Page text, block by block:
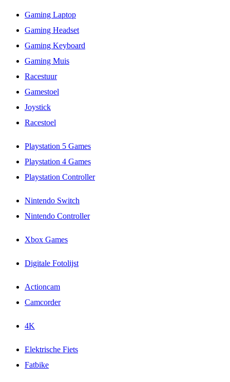
Gaming Laptop
Gaming Headset
Gaming Keyboard
Gaming Muis
Racestuur
Gamestoel
Joystick
Racestoel
Playstation 5 Games
Playstation 4 Games
Playstation Controller
Nintendo Switch
Nintendo Controller
Xbox Games
Digitale Fotolijst
Actioncam
Camcorder
4K
Elektrische Fiets
Fatbike